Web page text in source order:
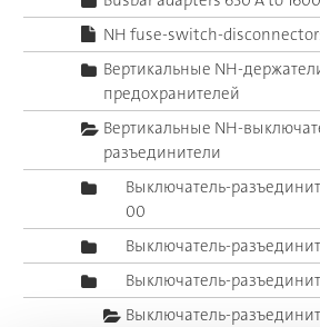
NH fuse-switch-
Вертикальные NH-
предохранителей
Вертикальные NH-
разъединители
Выключатель-
00
Выключатель-
Выключатель-
Выключатель-